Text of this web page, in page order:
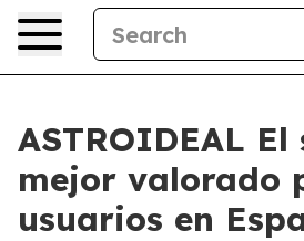
ASTROIDEAL
mejor valorado
usuarios en